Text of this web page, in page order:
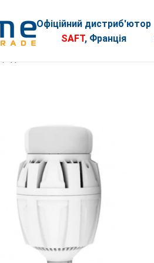
Офіційний дистриб'ютор
SAFT, Франція